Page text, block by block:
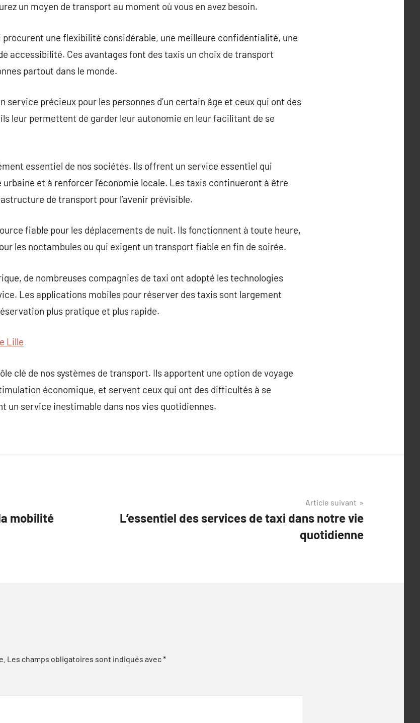
un moyen de transport au moment où vous en avez besoin.
une flexibilité considérable, une meilleure confidentialité, une
accessibilité. Ces avantages font des taxis un choix de transport
partout dans le monde.
service précieux pour les personnes d’un certain âge et ceux qui ont des
leur permettent de garder leur autonomie en leur facilitant de se
essentiel de nos sociétés. Ils offrent un service essentiel qui
et à renforcer l’économie locale. Les taxis continueront à être
de transport pour l’avenir prévisible.
fiable pour les déplacements de nuit. Ils fonctionnent à toute heure,
les noctambules ou qui exigent un transport fiable en fin de soirée.
de nombreuses compagnies de taxi ont adopté les technologies
Les applications mobiles pour réserver des taxis sont largement
plus pratique et plus rapide.
Lille
clé de nos systèmes de transport. Ils apportent une option de voyage
économique, et servent ceux qui ont des difficultés à se
un service inestimable dans nos vies quotidiennes.
mobilité
Article suivant
L’essentiel des services de taxi dans notre vie
quotidienne
Les champs obligatoires sont indiqués avec*